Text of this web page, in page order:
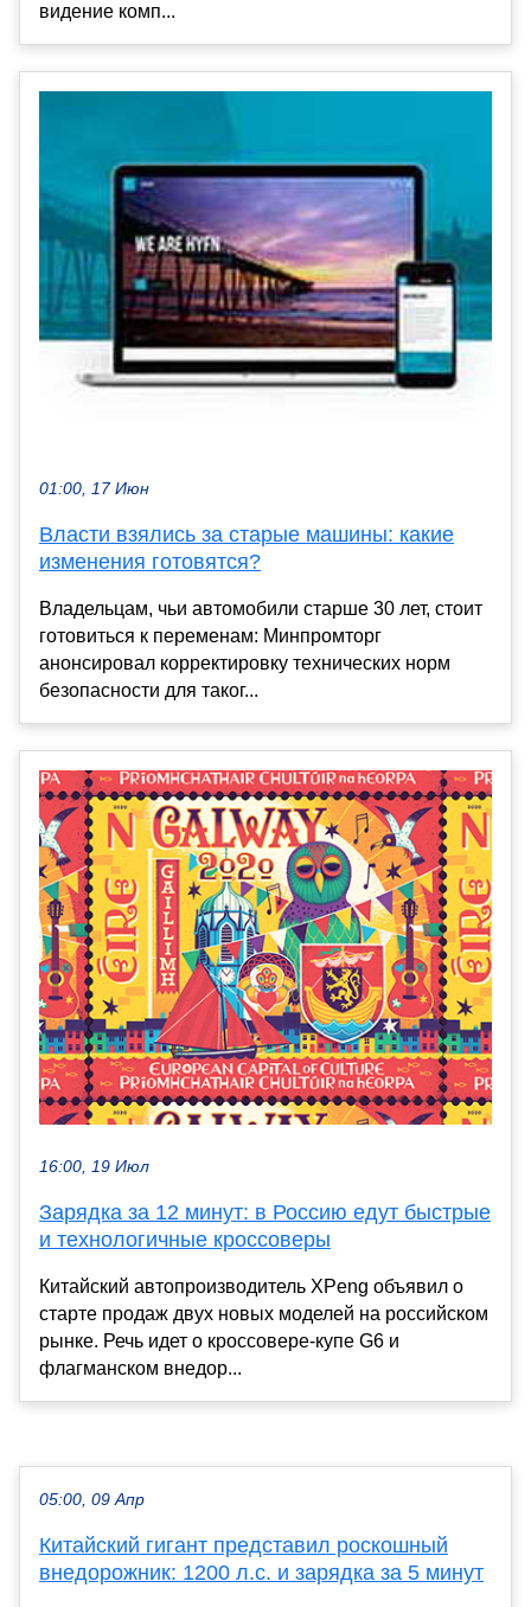
видение комп...
01:00, 17 Июн
Власти взялись за старые машины: какие
изменения готовятся?
Владельцам, чьи автомобили старше 30 лет, стоит
готовиться к переменам: Минпромторг
анонсировал корректировку технических норм
безопасности для таког...
16:00, 19 Июл
Зарядка за 12 минут: в Россию едут быстрые
и технологичные кроссоверы
Китайский автопроизводитель XPeng объявил о
старте продаж двух новых моделей на российском
рынке. Речь идет о кроссовере-купе G6 и
флагманском внедор...
05:00, 09 Апр
Китайский гигант представил роскошный
внедорожник: 1200 л.с. и зарядка за 5 минут